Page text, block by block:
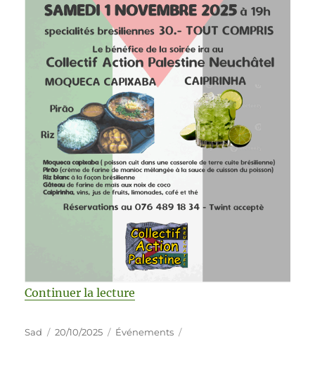
Continuer la lecture
Sad 20/10/2025 Événements